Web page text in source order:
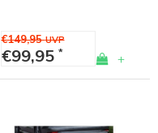
€149,95UVP
€99,95 * +